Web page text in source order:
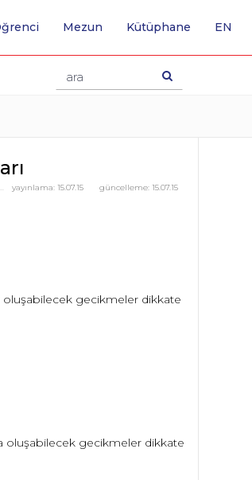
Mezun Kütüphane EN
güncelleme: 15.07.15
yayınlama: 15.07.15
gecikmeler dikkate
oluşabilecek gecikmeler dikkate